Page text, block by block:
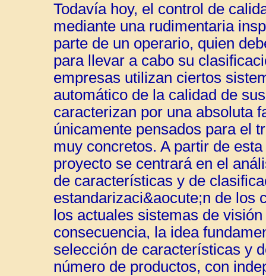
Todavía hoy, el control de
mediante una rudimentaria
parte de un operario, quien
para llevar a cabo su
empresas utilizan ciertos
automático de la calidad de
caracterizan por una absoluta
únicamente pensados para el
muy concretos. A partir de
proyecto se centrará en el
de características y de
estandarizaci&aocute;n de los
los actuales sistemas de
consecuencia, la idea
selección de características y
número de productos, con